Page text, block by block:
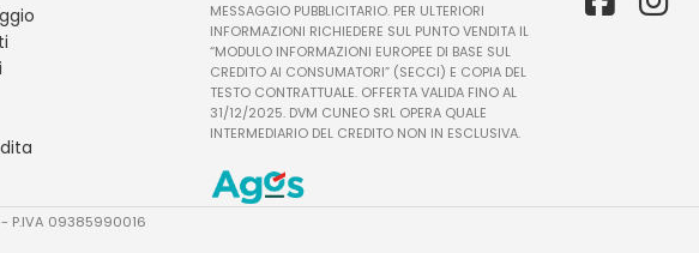
MESSAGGIO PUBBLICITARIO. PER ULTERIORI
INFORMAZIONI RICHIEDERE SUL PUNTO VENDITA IL
“MODULO INFORMAZIONI EUROPEE DI BASE SUL
CREDITO AI CONSUMATORI” (SECCI) E COPIA DEL
TESTO CONTRATTUALE. OFFERTA VALIDA FINO AL
31/12/2025. DVM CUNEO SRL OPERA QUALE
INTERMEDIARIO DEL CREDITO NON IN ESCLUSIVA.
P.IVA 09385990016